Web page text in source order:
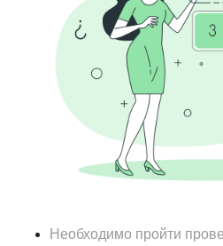
Необходимо пройти